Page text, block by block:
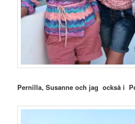
Pernilla, Susanne och jag också i